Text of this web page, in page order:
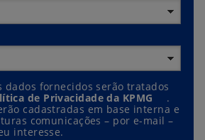
dados fornecidos serão tratados
de Privacidade da KPMG
b
r
.
cadastradas em base interna e
comunicações – por e-mail –
interesse.